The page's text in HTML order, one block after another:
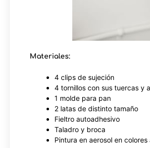
Materiales:
4 clips de sujeción
4 tornillos con sus tuercas y
1 molde para pan
2 latas de distinto tamaño
Fieltro autoadhesivo
Taladro y broca
Pintura en aerosol en colores